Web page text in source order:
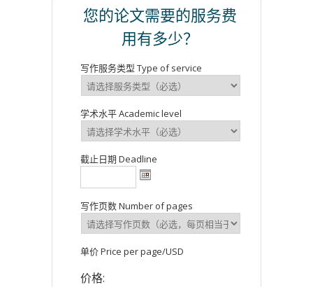
您的论文需要的服务费
用有多少？
写作服务类型 Type of service
学术水平 Academic level
截止日期 Deadline
写作页数 Number of pages
单价 Price per page/USD
价格: